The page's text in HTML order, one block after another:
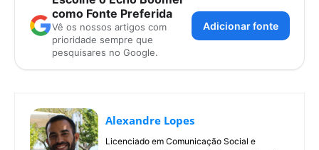
como Fonte Preferida
Vê os nossos artigos com
prioridade sempre que
pesquisares no Google.
Adicionar fonte
Alexandre Lopes
Licenciado em Comunicação Social e